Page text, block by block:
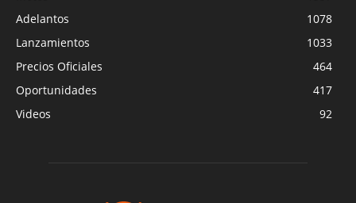
Adelantos
1078
Lanzamientos
1033
Precios Oficiales
464
Oportunidades
417
Videos
92